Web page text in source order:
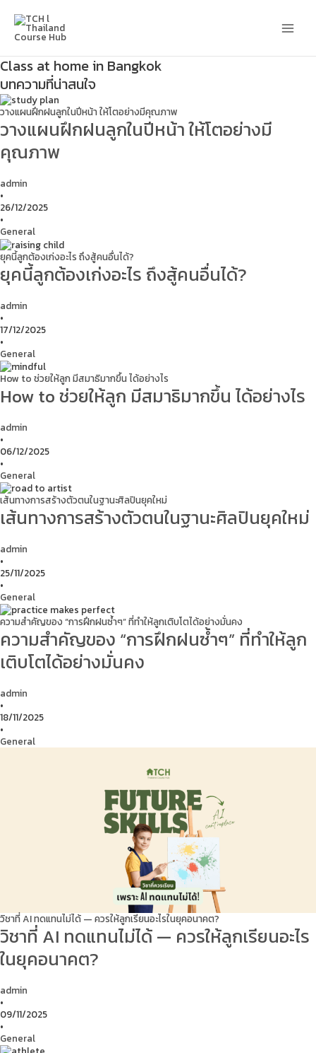
content
Class at home in Bangkok
บทความที่น่าสนใจ
วางแผนฝึกฝนลูกในปีหน้า ให้โตอย่างมีคุณภาพ
วางแผนฝึกฝนลูกในปีหน้า ให้โตอย่างมี
คุณภาพ
admin
•
26/12/2025
•
General
ยุคนี้ลูกต้องเก่งอะไร ถึงสู้คนอื่นได้?
ยุคนี้ลูกต้องเก่งอะไร ถึงสู้คนอื่นได้?
admin
•
17/12/2025
•
General
How to ช่วยให้ลูก มีสมาธิมากขึ้น ได้อย่างไร
How to ช่วยให้ลูก มีสมาธิมากขึ้น ได้อย่างไร
admin
•
06/12/2025
•
General
เส้นทางการสร้างตัวตนในฐานะศิลปินยุคใหม่
เส้นทางการสร้างตัวตนในฐานะศิลปินยุคใหม่
admin
•
25/11/2025
•
General
ความสำคัญของ “การฝึกฝนซ้ำๆ” ที่ทำให้ลูกเติบโตได้อย่างมั่นคง
ความสำคัญของ “การฝึกฝนซ้ำๆ” ที่ทำให้ลูก
เติบโตได้อย่างมั่นคง
admin
•
18/11/2025
•
General
วิชาที่ AI ทดแทนไม่ได้ — ควรให้ลูกเรียนอะไรในยุคอนาคต?
วิชาที่ AI ทดแทนไม่ได้ — ควรให้ลูกเรียนอะไร
ในยุคอนาคต?
admin
•
09/11/2025
•
General